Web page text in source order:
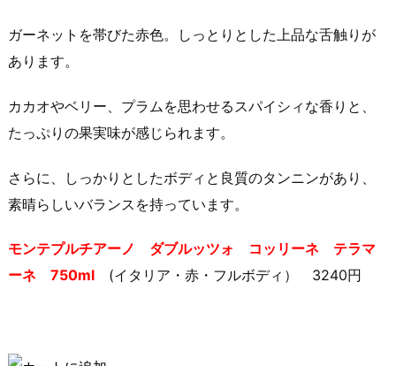
ガーネットを帯びた赤色。しっとりとした上品な舌触りが
あります。
カカオやベリー、プラムを思わせるスパイシィな香りと、
たっぷりの果実味が感じられます。
さらに、しっかりとしたボディと良質のタンニンがあり、
素晴らしいバランスを持っています。
モンテプルチアーノ ダブルッツォ コッリーネ テラマ
ーネ 750ml (イタリア・赤・フルボディ） 3240円